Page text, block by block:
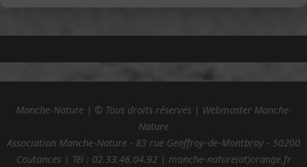
Manche-Nature | © Tous droits réservés | Webmaster Manche-
Nature
Association Manche-Nature - 83 rue Geoffroy-de-Montbray - 50200
Coutances | Tél : 02.33.46.04.92| manche-nature(at)orange.fr